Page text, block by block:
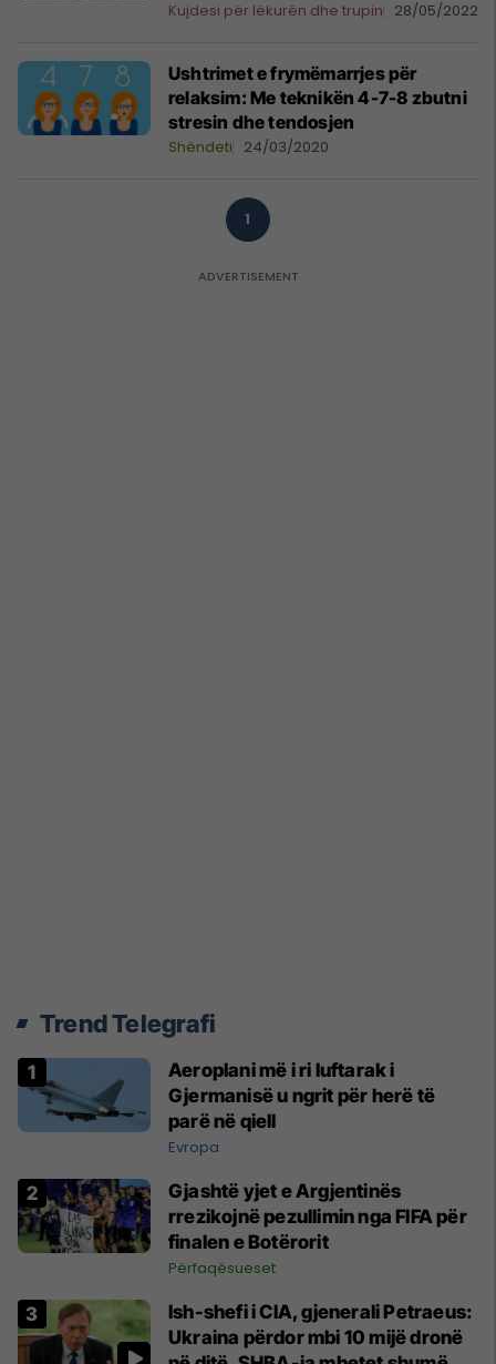
Kujdesi për lëkurën dhe trupin 28/05/2022
Ushtrimet e frymëmarrjes për
relaksim: Me teknikën 4-7-8 zbutni
stresin dhe tendosjen
Shëndeti 24/03/2020
1
Trend Telegrafi
Aeroplani më i ri luftarak i
Gjermanisë u ngrit për herë të
parë në qiell
Evropa
Gjashtë yjet e Argjentinës
rrezikojnë pezullimin nga FIFA për
finalen e Botërorit
Përfaqësueset
Ish-shefi i CIA, gjenerali Petraeus:
Ukraina përdor mbi 10 mijë dronë